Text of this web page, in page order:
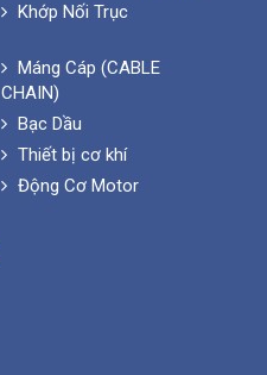
Khớp Nối Trục
Máng Cáp (CABLE
CHAIN)
Bạc Dầu
Thiết bị cơ khí
Động Cơ Motor